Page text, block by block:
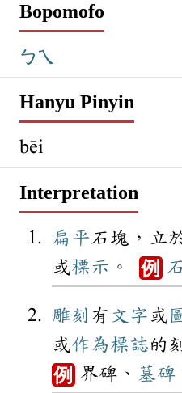
Bopomofo
ㄅㄟ
Hanyu Pinyin
bēi
Interpretation
扁平石塊，立
或標示 。 例
雕刻 有 文字 或
或作為標誌的
例 界碑、 墓碑